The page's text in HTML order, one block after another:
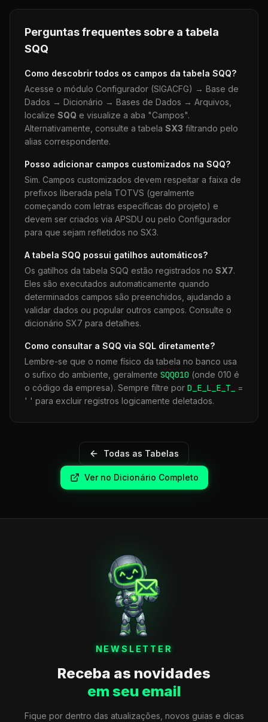
Perguntas frequentes sobre a tabela
SQQ
Como descobrir todos os campos da tabela SQQ?
Acesse o módulo Configurador (SIGACFG) → Base de
Dados → Dicionário → Bases de Dados → Arquivos,
localize SQQ e visualize a aba "Campos".
Alternativamente, consulte a tabela SX3 filtrando pelo
alias correspondente.
Posso adicionar campos customizados na SQQ?
Sim. Campos customizados devem respeitar a faixa de
prefixos liberada pela TOTVS (geralmente
começando com letras específicas do projeto) e
devem ser criados via APSDU ou pelo Configurador
para que sejam refletidos no SX3.
A tabela SQQ possui gatilhos automáticos?
Os gatilhos da tabela SQQ estão registrados no SX7.
Eles são executados automaticamente quando
determinados campos são preenchidos, ajudando a
validar dados ou popular outros campos. Consulte o
dicionário SX7 para detalhes.
Como consultar a SQQ via SQL diretamente?
Lembre-se que o nome físico da tabela no banco usa
o sufixo do ambiente, geralmente SQQ010 (onde 010 é
o código da empresa). Sempre filtre por D_E_L_E_T_
=
' ' para excluir registros logicamente deletados.
Todas as Tabelas
Ver no Dicionário Completo
NEWSLETTER
Receba as novidades
em seu email
Fique por dentro das atualizações, novos guias e dicas